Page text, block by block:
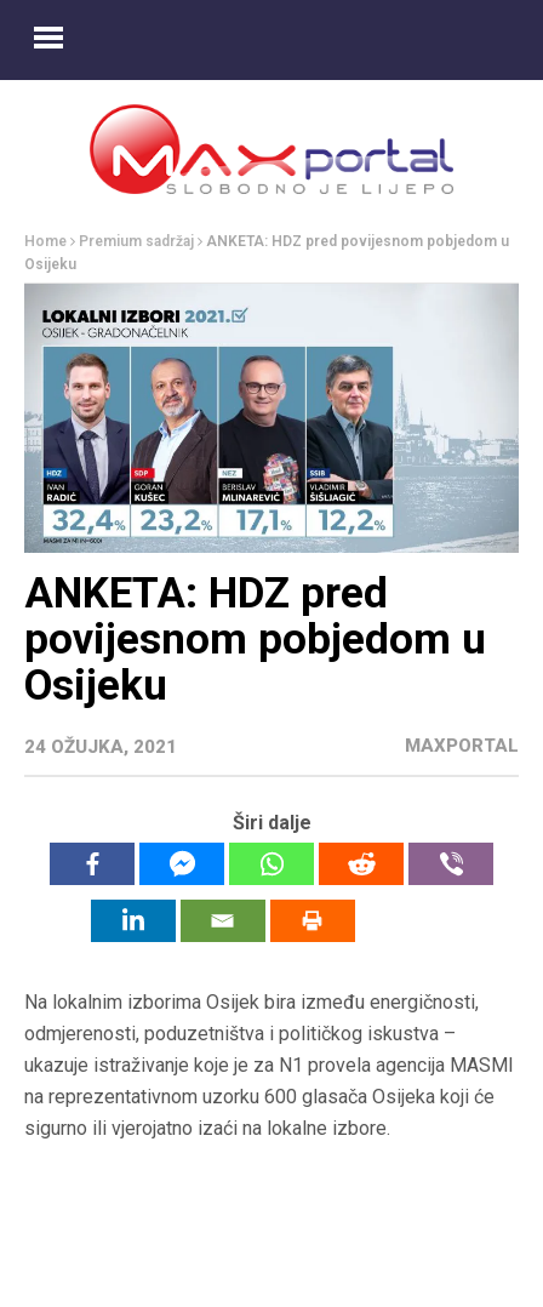
Home Premium sadržaj
ANKETA: HDZ pred povijesnom pobjedom u
Osijeku
ANKETA: HDZ pred
povijesnom pobjedom u
Osijeku
24 OŽUJKA, 2021 MAXPORTAL
Širi dalje
Na lokalnim izborima Osijek bira između energičnosti,
odmjerenosti, poduzetništva i političkog iskustva –
ukazuje istraživanje koje je za N1 provela agencija MASMI
na reprezentativnom uzorku 600 glasača Osijeka koji će
sigurno ili vjerojatno izaći na lokalne izbore.